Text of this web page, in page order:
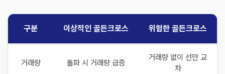
구분 이상적인 골든크로스 위험한 골든크로스
거래량 돌파 시 거래량 급증
거래량 없이 선만 교
차